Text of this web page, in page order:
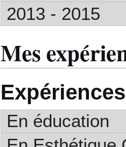
2013 - 2015
Mes
En éducation